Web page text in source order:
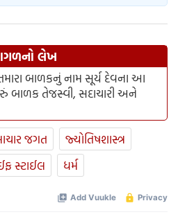
લેખ
બાળકનું નામ સૂર્ય દેવના આ
બાળક તેજસ્વી, સદાચારી અને
જગત
જ્યોતિષશાસ્ત્ર
સ્ટાઈલ ધર્મ